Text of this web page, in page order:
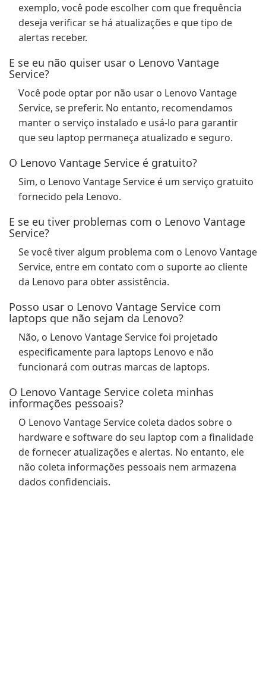
exemplo, você pode escolher com que frequência
deseja verificar se há atualizações e que tipo de
alertas receber.
E se eu não quiser usar o Lenovo Vantage
Service?
Você pode optar por não usar o Lenovo Vantage
Service, se preferir. No entanto, recomendamos
manter o serviço instalado e usá-lo para garantir
que seu laptop permaneça atualizado e seguro.
O Lenovo Vantage Service é gratuito?
Sim, o Lenovo Vantage Service é um serviço gratuito
fornecido pela Lenovo.
E se eu tiver problemas com o Lenovo Vantage
Service?
Se você tiver algum problema com o Lenovo Vantage
Service, entre em contato com o suporte ao cliente
da Lenovo para obter assistência.
Posso usar o Lenovo Vantage Service com
laptops que não sejam da Lenovo?
Não, o Lenovo Vantage Service foi projetado
especificamente para laptops Lenovo e não
funcionará com outras marcas de laptops.
O Lenovo Vantage Service coleta minhas
informações pessoais?
O Lenovo Vantage Service coleta dados sobre o
hardware e software do seu laptop com a finalidade
de fornecer atualizações e alertas. No entanto, ele
não coleta informações pessoais nem armazena
dados confidenciais.